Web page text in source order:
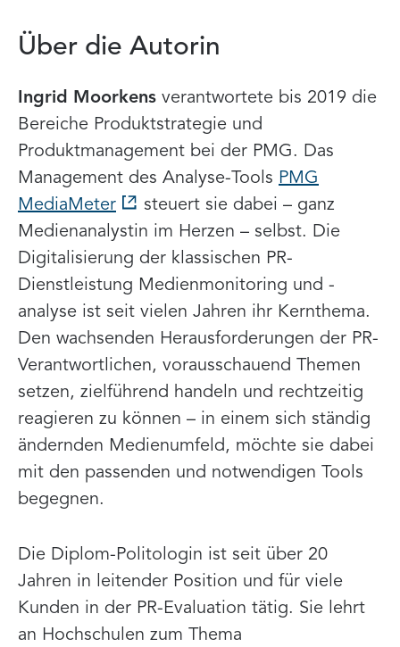
Über die Autorin
Ingrid Moorkens verantwortete bis 2019 die
Bereiche Produktstrategie und
Produktmanagement bei der PMG. Das
Management des Analyse-Tools PMG
MediaMeter
steuert sie dabei – ganz
Medienanalystin im Herzen – selbst. Die
Digitalisierung der klassischen PR-
Dienstleistung Medienmonitoring und -
analyse ist seit vielen Jahren ihr Kernthema.
Den wachsenden Herausforderungen der PR-
Verantwortlichen, vorausschauend Themen
setzen, zielführend handeln und rechtzeitig
reagieren zu können – in einem sich ständig
ändernden Medienumfeld, möchte sie dabei
mit den passenden und notwendigen Tools
begegnen.
Die Diplom-Politologin ist seit über 20
Jahren in leitender Position und für viele
Kunden in der PR-Evaluation tätig. Sie lehrt
an Hochschulen zum Thema